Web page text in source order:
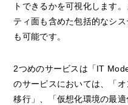
トできるかを可視化します
ティ面も含めた包括的なシ
も可能です。
2つめのサービスは「IT
のサービスにおいては、「
移行」、「仮想化環境の最